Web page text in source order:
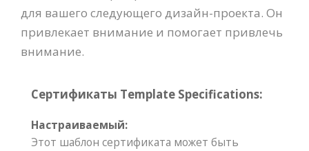
для вашего следующего дизайн-проекта. Он
привлекает внимание и помогает привлечь
внимание.
Сертификаты Template Specifications:
Настраиваемый:
Этот шаблон сертификата может быть